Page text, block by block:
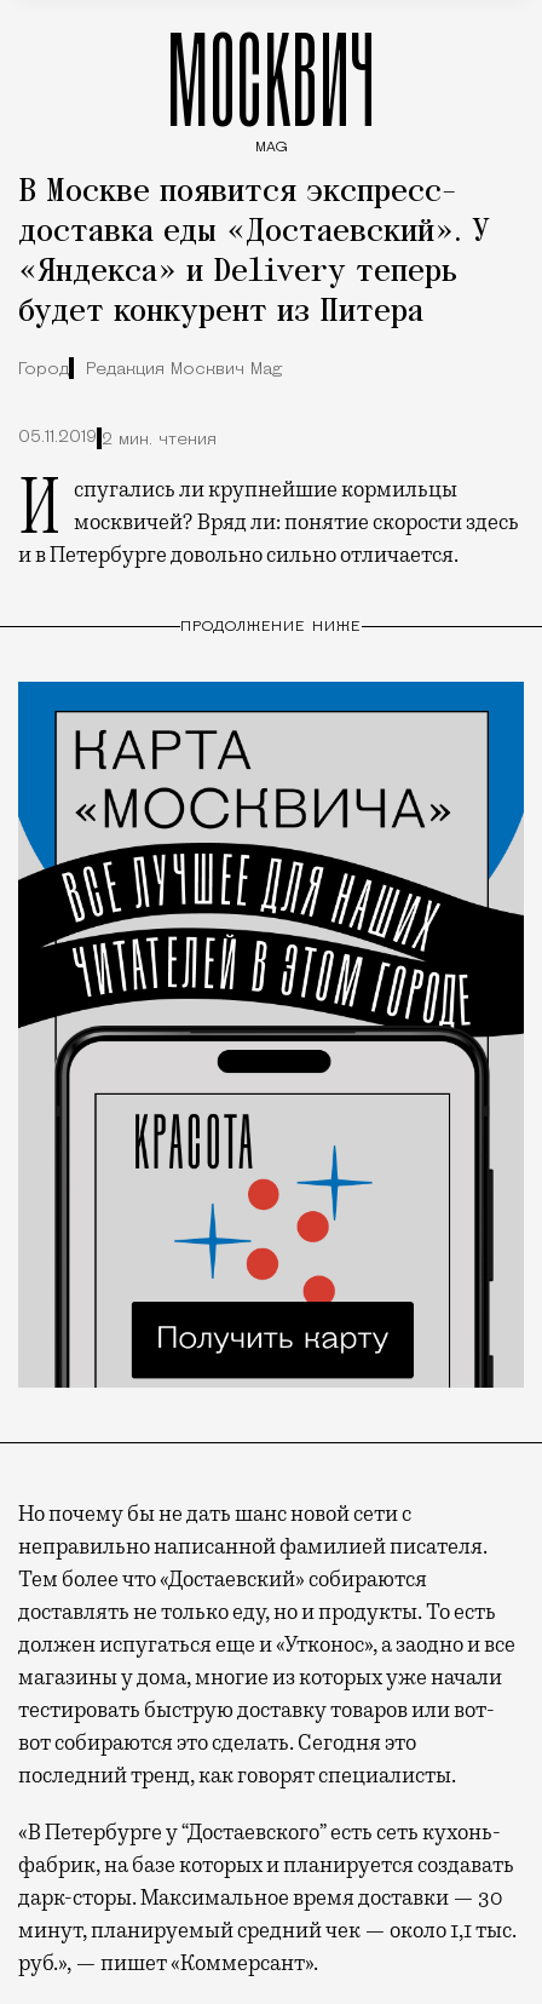
МОСКВИЧ
MAG
В Москве появится экспресс-
доставка еды «Достаевский». У
«Яндекса» и Delivery теперь
будет конкурент из Питера
Город Редакция Москвич Mag
05.11.2019 2 мин. чтения
Испугались ли крупнейшие кормильцы москвичей? Вряд ли: понятие скорости здесь
и в Петербурге довольно сильно отличается.
ПРОДОЛЖЕНИЕ НИЖЕ
Но почему бы не дать шанс новой сети с
неправильно написанной фамилией писателя.
Тем более что «Достаевский» собираются
доставлять не только еду, но и продукты. То есть
должен испугаться еще и «Утконос», а заодно и все
магазины у дома, многие из которых уже начали
тестировать быструю доставку товаров или вот-
вот собираются это сделать. Сегодня это
последний тренд, как говорят специалисты.
«В Петербурге у “Достаевского” есть сеть кухонь-
фабрик, на базе которых и планируется создавать
дарк-сторы. Максимальное время доставки — 30
минут, планируемый средний чек — около 1,1 тыс.
руб.», — пишет «Коммерсант».